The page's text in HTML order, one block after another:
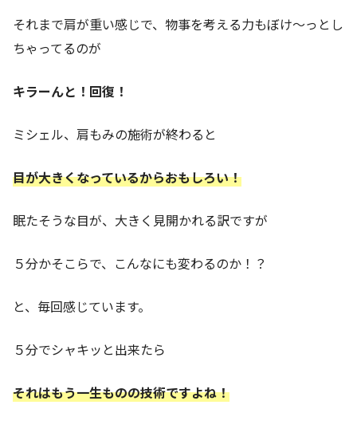
それまで肩が重い感じで、物事を考える力もぼけ～っとし
ちゃってるのが
キラーんと！回復！
ミシェル、肩もみの施術が終わると
目が大きくなっているからおもしろい！
眠たそうな目が、大きく見開かれる訳ですが
５分かそこらで、こんなにも変わるのか！？
と、毎回感じています。
５分でシャキッと出来たら
それはもう一生ものの技術ですよね！